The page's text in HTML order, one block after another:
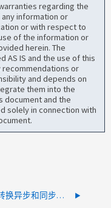
regarding the
information or
or with respect to
of the information or
herein. The
AS IS and the use of this
or
and depends on
them into the
document and the
solely in connection with
如何转换异步和同步之间的 SnapMirror 关系